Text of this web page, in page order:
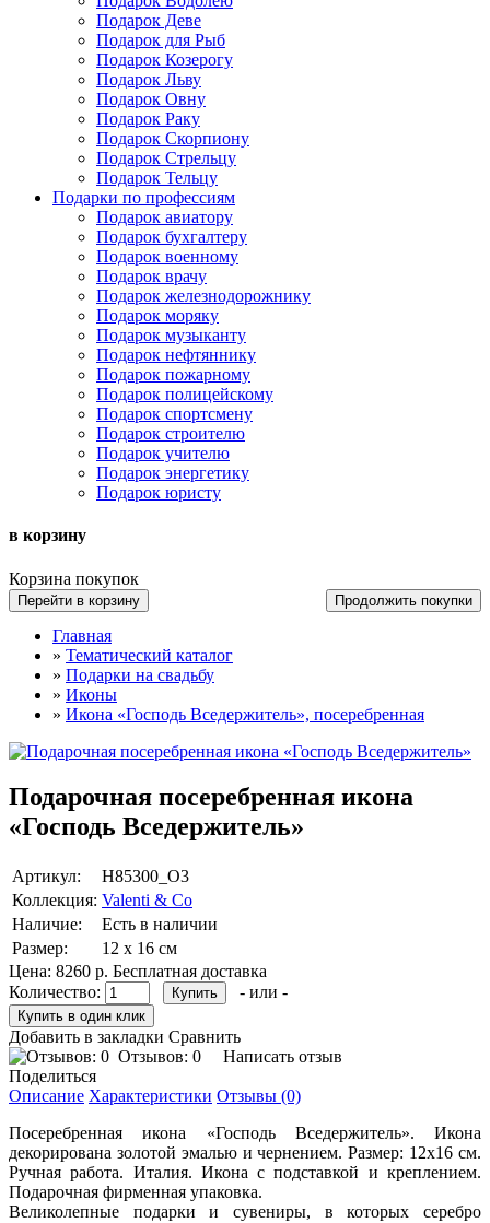
Подарок Деве
Подарок для Рыб
Подарок Козерогу
Подарок Льву
Подарок Овну
Подарок Раку
Подарок Скорпиону
Подарок Стрельцу
Подарок Тельцу
Подарки по профессиям
Подарок авиатору
Подарок бухгалтеру
Подарок военному
Подарок врачу
Подарок железнодорожнику
Подарок моряку
Подарок музыканту
Подарок нефтяннику
Подарок пожарному
Подарок полицейскому
Подарок спортсмену
Подарок строителю
Подарок учителю
Подарок энергетику
Подарок юристу
в корзину
Корзина покупок
Перейти в корзину Продолжить покупки
Главная
» Тематический каталог
» Подарки на свадьбу
» Иконы
» Икона «Господь Вседержитель», посеребренная
Подарочная посеребренная икона
«Господь Вседержитель»
Артикул:
Н85300_O3
Коллекция: Valenti & Co
Наличие:
Есть в наличии
Размер:
12 х 16 см
Цена: 8260 р. Бесплатная доставка
Количество:
- или -
Добавить в закладки Сравнить
Отзывов: 0
Написать отзыв
Поделиться
Описание Характеристики Отзывы (0)
Посеребренная икона «Господь Вседержитель». Икона
декорирована золотой эмалью и чернением. Размер: 12х16 см.
Ручная работа. Италия. Икона с подставкой и креплением.
Подарочная фирменная упаковка.
Великолепные подарки и сувениры, в которых серебро